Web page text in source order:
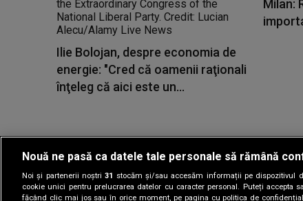
Ilie Bolojan, despre economia de
energie: "Cred că oamenii raţionali
înţeleg că aici este un...
Milan:
Gestionați
Nouă ne pasă ca datele tale personale să rămână
Noi și partenerii noștri31 stocăm și/sau accesăm informații pe dispozitivul
cookie unici pentru prelucrarea datelor cu caracter personal. Puteți accepta
făcând clic mai jos sau în orice moment, pe pagina cu politica de